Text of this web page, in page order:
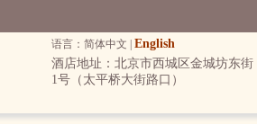
语言：简体中文 | English
酒店地址：北京市西城区金城坊东街
1号（太平桥大街路口）